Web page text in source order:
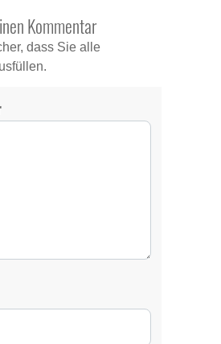
Kommentar
dass Sie alle